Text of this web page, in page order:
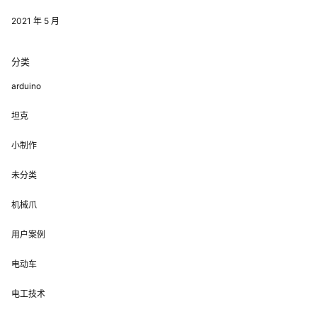
2021 年 5 月
分类
arduino
坦克
小制作
未分类
机械爪
用户案例
电动车
电工技术